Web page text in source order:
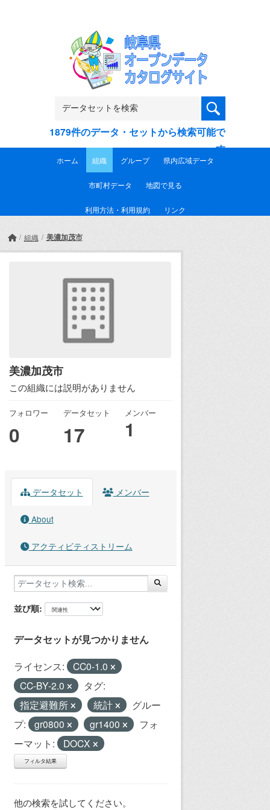
1879件のデータ・セットから検索可能で
す
ホーム 組織 グループ 県内広域データ
市町村データ 地図で見る
利用方法・利用規約 リンク
組織 美濃加茂市
美濃加茂市
この組織には説明がありません
フォロワー
0
データセット
17
メンバー
1
データセット メンバー
About
アクティビティストリーム
並び順
データセットが見つかりません
ライセンス:
CC0-1.0
CC-BY-2.0
タグ:
指定避難所
統計
グルー
プ:
gr0800 gr1400
フォ
ーマット:
DOCX
フィルタ結果
他の検索を試してください。